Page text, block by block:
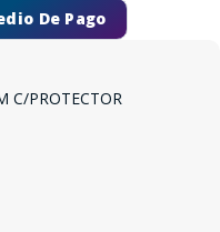
De Pago
C/PROTECTOR